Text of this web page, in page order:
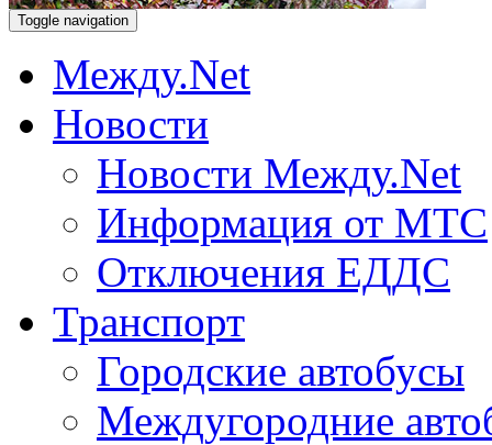
Toggle navigation
Между.Net
Новости
Новости Между.Net
Информация от МТС
Отключения ЕДДС
Транспорт
Городские автобусы
Междугородние